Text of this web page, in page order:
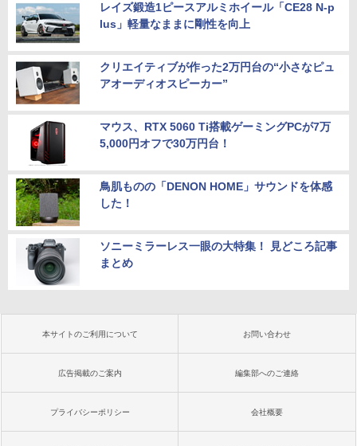
レイズ鍛造1ピースアルミホイール「CE28 N-p
lus」軽量なままに剛性を向上
クリエイティブが作った2万円台の“小さなピュ
アオーディオスピーカー”
マウス、RTX 5060 Ti搭載ゲーミングPCが7万
5,000円オフで30万円台！
鳥肌ものの「DENON HOME」サウンドを体感
した！
ソニーミラーレス一眼の大特集！ 見どころ記事
まとめ
本サイトのご利用について お問い合わせ
広告掲載のご案内 編集部へのご連絡
プライバシーポリシー 会社概要